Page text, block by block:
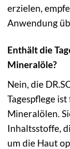
erzielen,
Anwendung
Enthält die
Mineralöle?
Nein, die
Tagespflege
Mineralölen.
Inhaltsstoffe,
um die Haut